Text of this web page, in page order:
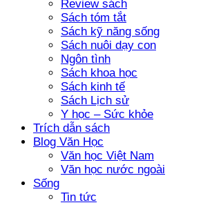
Review sách
Sách tóm tắt
Sách kỹ năng sống
Sách nuôi dạy con
Ngôn tình
Sách khoa học
Sách kinh tế
Sách Lịch sử
Y học – Sức khỏe
Trích dẫn sách
Blog Văn Học
Văn học Việt Nam
Văn học nước ngoài
Sống
Tin tức